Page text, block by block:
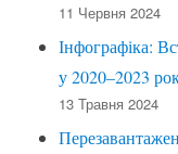
11 Червня 2024
Інфографіка:
у 2020–2023
13 Травня 2024